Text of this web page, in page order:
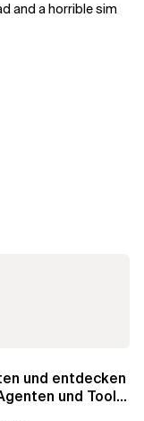
and a horrible sim
und entdecken
und Tools